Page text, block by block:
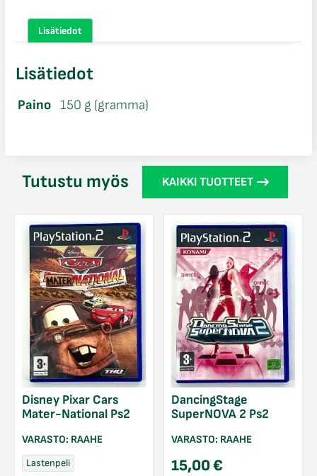
Lisätiedot
Lisätiedot
Paino 150 g (gramma)
Tutustu myös KAIKKI TUOTTEET
Disney Pixar Cars
Mater-National Ps2
VARASTO: RAAHE
Lastenpeli
DancingStage
SuperNOVA 2 Ps2
VARASTO: RAAHE
15,00€